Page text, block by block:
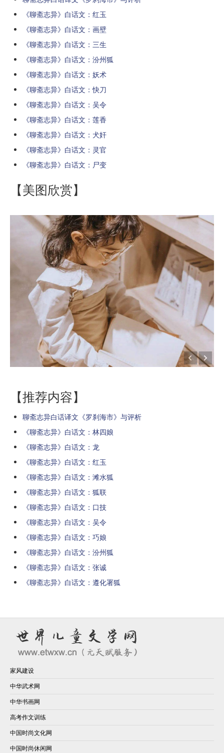
《聊斋志异》白话文：红玉
《聊斋志异》白话文：画壁
《聊斋志异》白话文：三生
《聊斋志异》白话文：汾州狐
《聊斋志异》白话文：妖术
《聊斋志异》白话文：快刀
《聊斋志异》白话文：吴令
《聊斋志异》白话文：莲香
《聊斋志异》白话文：犬奸
《聊斋志异》白话文：灵官
《聊斋志异》白话文：尸变
【美图欣赏】
【推荐内容】
聊斋志异白话译文《罗刹海市》与评析
《聊斋志异》白话文：林四娘
《聊斋志异》白话文：龙
《聊斋志异》白话文：红玉
《聊斋志异》白话文：滩水狐
《聊斋志异》白话文：狐联
《聊斋志异》白话文：口技
《聊斋志异》白话文：吴令
《聊斋志异》白话文：巧娘
《聊斋志异》白话文：汾州狐
《聊斋志异》白话文：张诚
《聊斋志异》白话文：遵化署狐
家风建设
中华武术网
中华书画网
高考作文训练
中国时尚文化网
中国时尚休闲网